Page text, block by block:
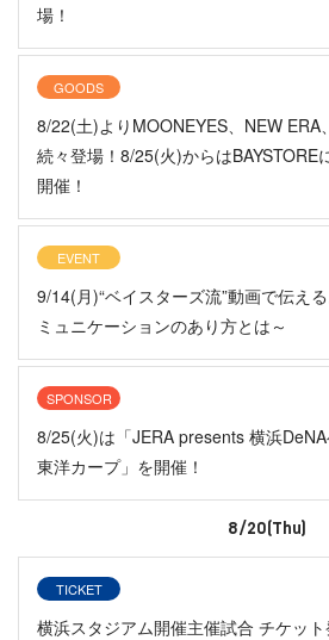
場！
GOODS
8/22(土)よりMOONEYES、NEW ERA
続々登場！8/25(火)からはBAYSTORE
開催！
EVENT
9/14(月)“ベイスターズ流”動画で伝え
ミュニケーションのあり方とは～
SPONSOR
8/25(火)は「JERA presents 横浜
東洋カープ」を開催！
8/20(Thu)
TICKET
横浜スタジアム開催主催試合 チケッ